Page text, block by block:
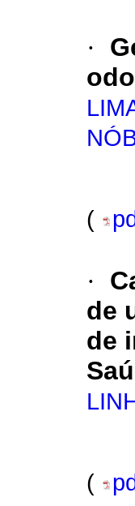
·
(
·
de
de
(